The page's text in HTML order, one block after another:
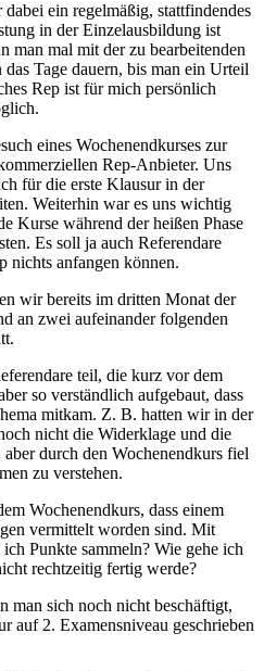
ein regelmäßig, stattfindendes
in der Einzelausbildung ist
man mal mit der zu bearbeitenden
Tage dauern, bis man ein Urteil
Rep ist für mich persönlich
eines Wochenendkurses zur
Rep-Anbieter. Uns
für die erste Klausur in der
Weiterhin war es uns wichtig
Kurse während der heißen Phase
Es soll ja auch Referendare
nichts anfangen können.
wir bereits im dritten Monat der
an zwei aufeinander folgenden
teil, die kurz vor dem
so verständlich aufgebaut, dass
mitkam. Z. B. hatten wir in der
nicht die Widerklage und die
durch den Wochenendkurs fiel
zu verstehen.
Wochenendkurs, dass einem
vermittelt worden sind. Mit
Punkte sammeln? Wie gehe ich
rechtzeitig fertig werde?
man sich noch nicht beschäftigt,
auf 2. Examensniveau geschrieben